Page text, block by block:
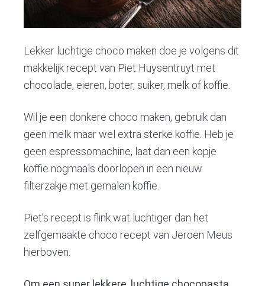
Lekker luchtige choco maken doe je volgens dit
makkelijk recept van Piet Huysentruyt met
chocolade, eieren, boter, suiker, melk of koffie.
Wil je een donkere choco maken, gebruik dan
geen melk maar wel extra sterke koffie. Heb je
geen espressomachine, laat dan een kopje
koffie nogmaals doorlopen in een nieuw
filterzakje met gemalen koffie.
Piet’s recept is flink wat luchtiger dan het
zelfgemaakte choco recept van Jeroen Meus
hierboven.